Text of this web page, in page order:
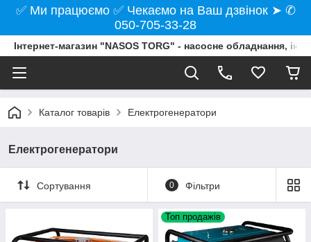
✅ Ми працюємо ✅ Чекаємо на Ваш дзвінок ➤ ✆
050-705-33-28
Інтернет-магазин "NASOS TORG" - насосне обладнання,
Каталог товарів Електрогенератори
Електрогенератори
Сортування 0 Фільтри
Топ продажів